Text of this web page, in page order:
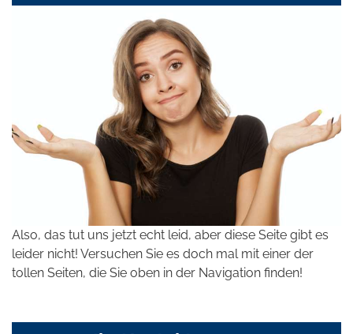
Also, das tut uns jetzt echt leid, aber diese Seite gibt es
leider nicht! Versuchen Sie es doch mal mit einer der
tollen Seiten, die Sie oben in der Navigation finden!